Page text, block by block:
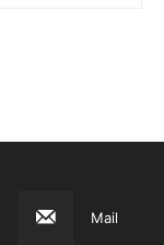
Mail